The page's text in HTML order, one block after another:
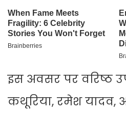
इस अवसर पर वरिष्ठ
कथूरिया, रमेश यादव,